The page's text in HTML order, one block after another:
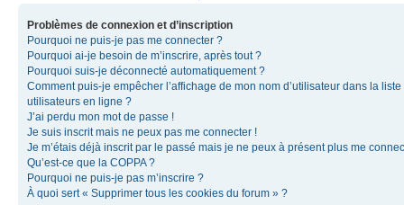
Problèmes de connexion et d’inscription
Pourquoi ne puis-je pas me connecter ?
Pourquoi ai-je besoin de m’inscrire, après tout ?
Pourquoi suis-je déconnecté automatiquement ?
Comment puis-je empêcher l’affichage de mon nom d’utilisateur dans la liste
utilisateurs en ligne ?
J’ai perdu mon mot de passe !
Je suis inscrit mais ne peux pas me connecter !
Je m’étais déjà inscrit par le passé mais je ne peux à présent plus me
Qu’est-ce que la COPPA ?
Pourquoi ne puis-je pas m’inscrire ?
À quoi sert « Supprimer tous les cookies du forum » ?